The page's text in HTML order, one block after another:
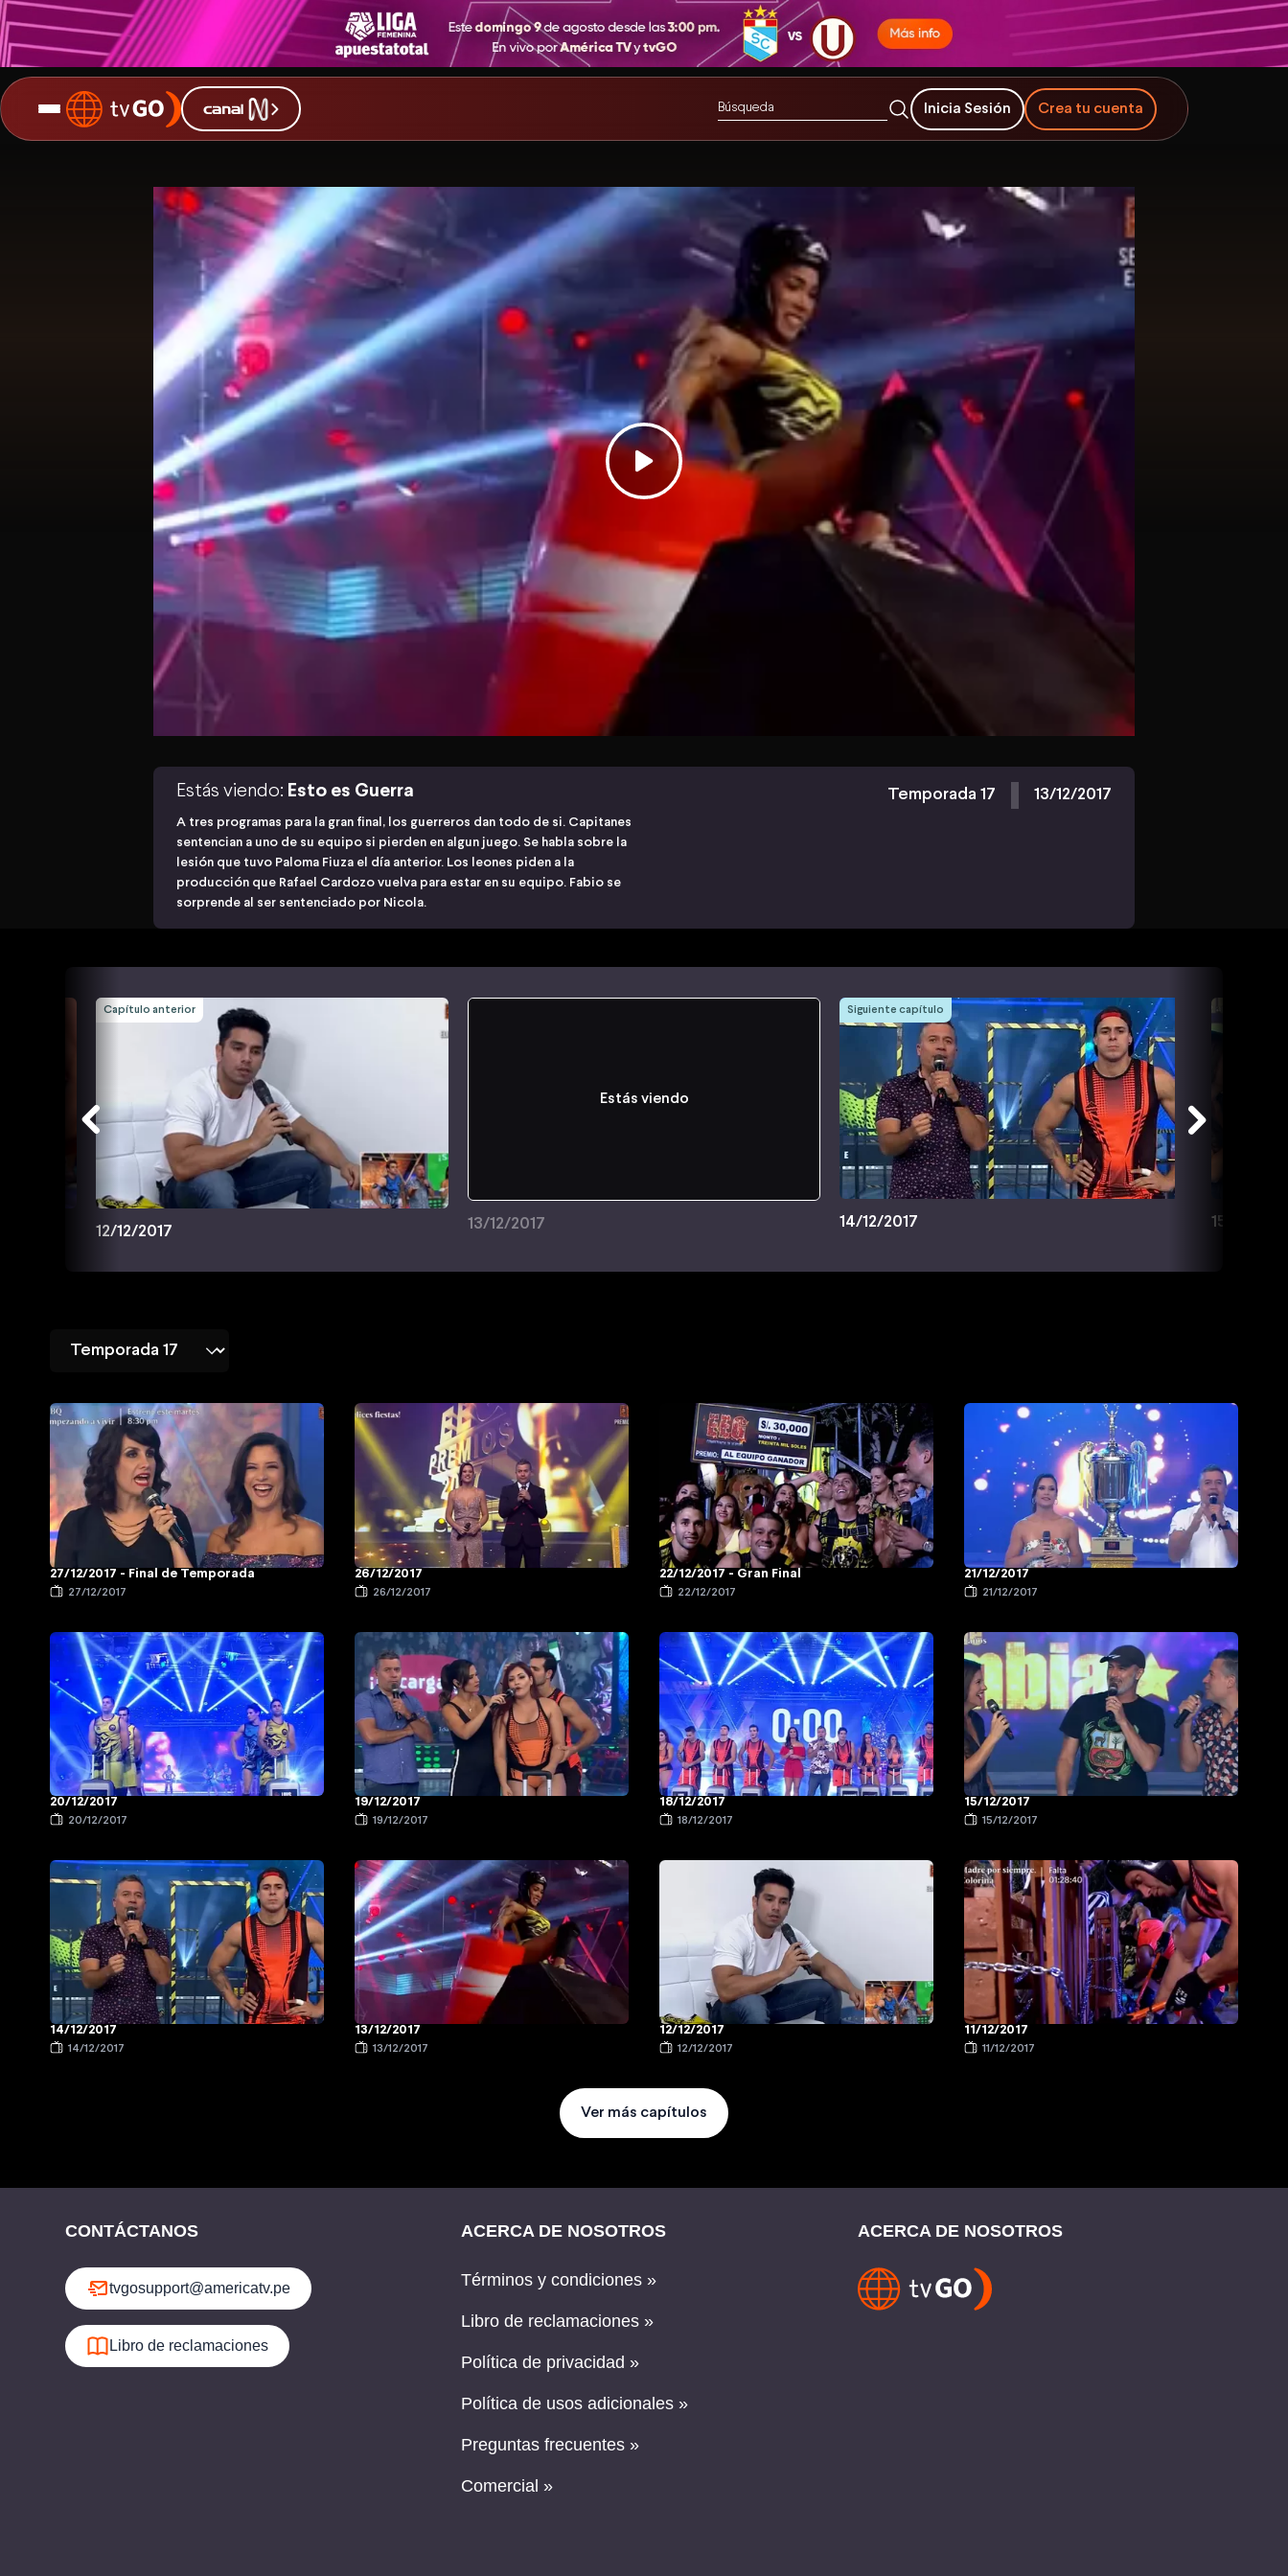
Inicia Sesión Crea tu cuenta
Estás viendo: Esto es Guerra
A tres programas para la gran final, los guerreros dan todo de si. Capitanes
sentencian a uno de su equipo si pierden en algun juego. Se habla sobre la
lesión que tuvo Paloma Fiuza el día anterior. Los leones piden a la
producción que Rafael Cardozo vuelva para estar en su equipo. Fabio se
sorprende al ser sentenciado por Nicola.
Temporada 17 13/12/2017
Capítulo anterior
12/12/2017
Estás viendo
13/12/2017
Siguiente capítulo
14/12/2017 15/12/2017
27/12/2017 - Final de Temporada
27/12/2017
26/12/2017
26/12/2017
22/12/2017 - Gran Final
22/12/2017
21/12/2017
21/12/2017
20/12/2017
20/12/2017
19/12/2017
19/12/2017
18/12/2017
18/12/2017
15/12/2017
15/12/2017
14/12/2017
14/12/2017
13/12/2017
13/12/2017
12/12/2017
12/12/2017
11/12/2017
11/12/2017
Ver más capítulos
CONTÁCTANOS
tvgosupport@americatv.pe
Libro de reclamaciones
ACERCA DE NOSOTROS
Términos y condiciones »
Libro de reclamaciones »
Política de privacidad »
Política de usos adicionales »
Preguntas frecuentes »
Comercial »
ACERCA DE NOSOTROS